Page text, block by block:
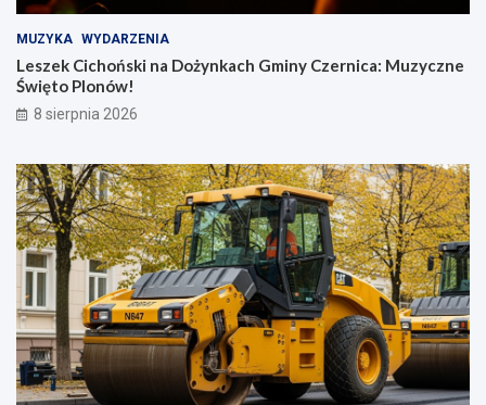
MUZYKA WYDARZENIA
Leszek Cichoński na Dożynkach Gminy Czernica: Muzyczne
Święto Plonów!
8 sierpnia 2026